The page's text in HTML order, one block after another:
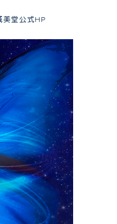
美堂公式HP